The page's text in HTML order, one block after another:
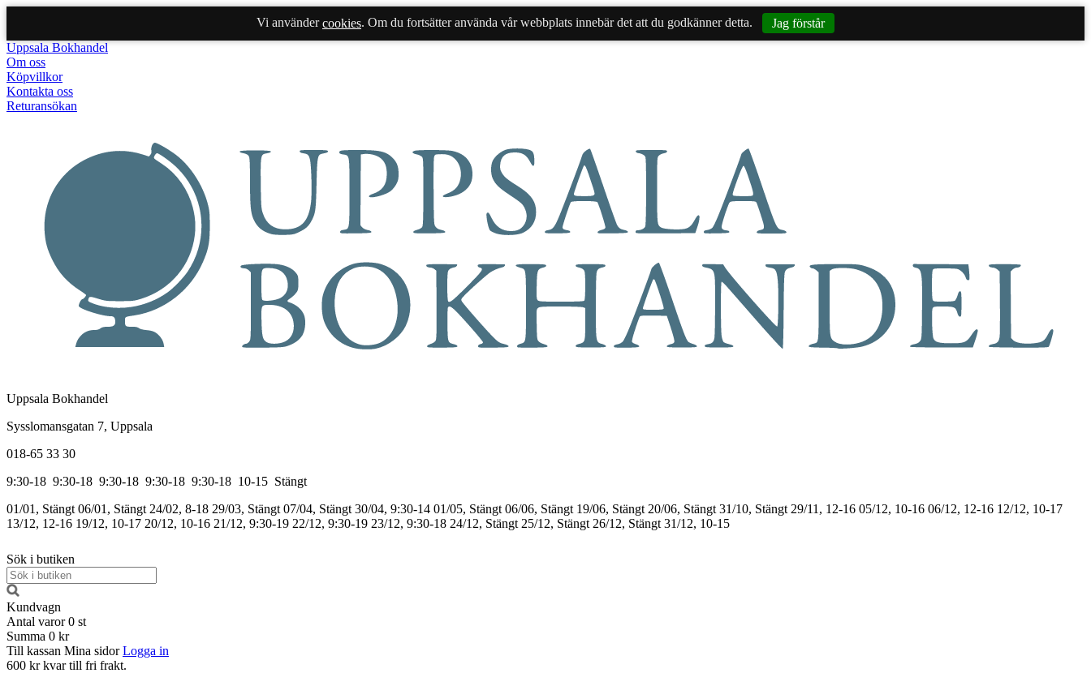
Vi användercookies. Om du fortsätter använda vår webbplats innebär det att du godkänner detta.
Jag förstår
Uppsala Bokhandel
Om oss
Köpvillkor
Kontakta oss
Returansökan
Uppsala Bokhandel
Sysslomansgatan 7, Uppsala
018-65 33 30
9:30-18 9:30-18 9:30-18 9:30-18 9:30-18 10-15 Stängt
01/01, Stängt 06/01, Stängt 24/02, 8-18 29/03, Stängt 07/04, Stängt 30/04, 9:30-14 01/05, Stängt 06/06, Stängt 19/06, Stängt 20/06, Stängt 31/10, Stängt 29/11, 12-16 05/12, 10-16 06/12, 12-16 12/12, 10-17
13/12, 12-16 19/12, 10-17 20/12, 10-16 21/12, 9:30-19 22/12, 9:30-19 23/12, 9:30-18 24/12, Stängt 25/12, Stängt 26/12, Stängt 31/12, 10-15
Sök i butiken
Kundvagn
Antal varor 0 st
Summa 0 kr
Till kassan Mina sidor Logga in
600 kr kvar till fri frakt.